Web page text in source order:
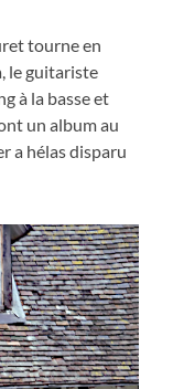
tourne en
le guitariste
à la basse et
un album au
a hélas disparu